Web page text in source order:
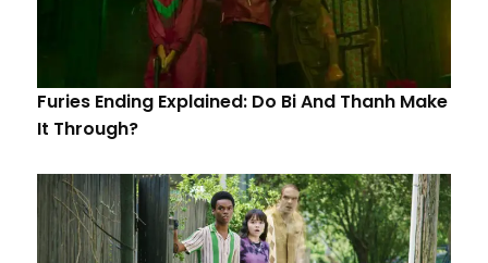
Furies Ending Explained: Do Bi And Thanh Make
It Through?